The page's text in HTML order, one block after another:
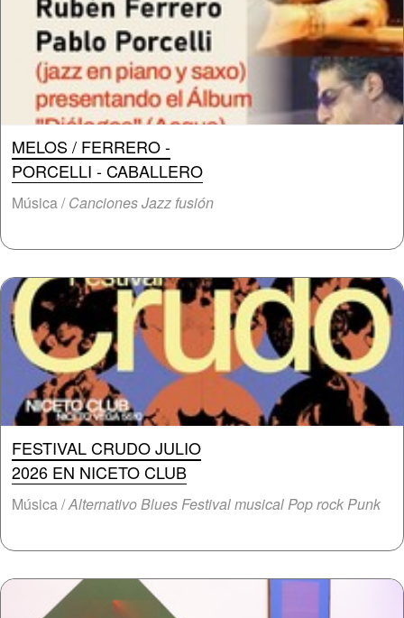
MELOS / FERRERO -
PORCELLI - CABALLERO
Música /Canciones Jazz fusión
FESTIVAL CRUDO JULIO
2026 EN NICETO CLUB
Música /Alternativo Blues Festival musical Pop rock Punk